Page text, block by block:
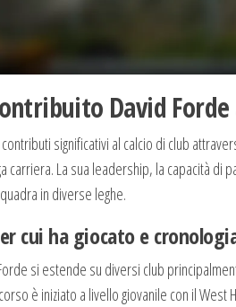
David
significativi al calcio di club
carriera. La sua leadership, la capacità
in diverse leghe.
cui ha giocato e
si estende su diversi club
è iniziato a livello giovanile con il